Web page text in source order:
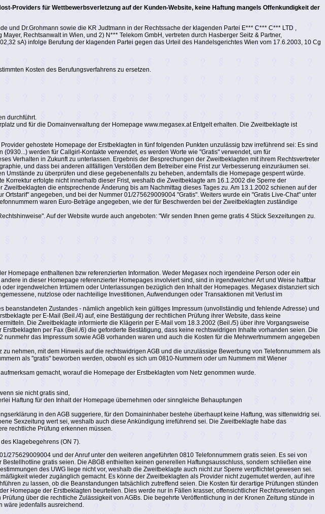
Providers für Wettbewerbsverletzung auf der Kunden-Website, keine Haftung mangels Offenkundigkeit der
und Dr.Grohmann sowie die KR Judtmann in der Rechtssache der klagenden Partei E*** C*** C*** LTD ,
Rechtsanwalt in Wien, und 2) N*** Telekom GmbH, vertreten durch Hasberger Seitz & Partner,
sA) infolge Berufung der klagenden Partei gegen das Urteil des Handelsgerichtes Wien vom 17.6.2003, 10 Cg
Kosten des Berufungsverfahrens zu ersetzen.
durchführt.
und für die Domainverwaltung der Homepage www.megasex.at Entgelt erhalten. Die Zweitbeklagte ist
gehostete Homepage der Erstbeklagten in fünf folgenden Punkten unzulässig bzw irreführend sei: Es sind
werden für Callgirl-Kontakte verwendet, es werden Worte wie "Gratis" verwendet, um für
Verhalten in Zukunft zu unterlassen. Ergebnis der Besprechungen der Zweitbeklagten mit ihrem Rechtsvertreter
und dass bei anderen allfälligen Verstößen dem Betreiber eine Frist zur Verbesserung einzuräumen sei.
zu überprüfen und diese gegebenenfalls zu beheben, andernfalls die Homepage gesperrt würde.
erfolgte nicht innerhalb dieser Frist, weshalb die Zweitbeklagte am 16.1.2002 die Sperre der
die entsprechende Änderung bis am Nachmittag dieses Tages zu. Am 13.1.2002 schienen auf der
angegeben, und bei der Nummer 01/275629009004 "Gratis". Weiters wurde ein "Gratis Live-Chat" unter
waren Euro-Beträge angegeben, wie der für Beschwerden bei der Zweitbeklagten zuständige
Auf der Website wurde auch angeboten: "Wir senden Ihnen gerne gratis 4 Stück Sexzeitungen zu.
Homepage enthaltenen bzw referenzierten Information. Weder Megasex noch irgendeine Person oder ein
in dieser Homepage referenzierter Homepages involviert sind, sind in irgendwelcher Art und Weise haftbar
irgendwelchen Irrtümern oder Unterlassungen bezüglich den Inhalt der Homepages. Megasex distanziert sich
nutzlose oder nachteilige Investitionen, Aufwendungen oder Transaktionen mit Verlust im
Zustandes - nämlich angeblich kein gültiges Impressum (unvollständig und fehlende Adresse) und
per E-Mail (Beil./4) auf, eine Bestätigung der rechtlichen Prüfung ihrer Website, dass keine
Die Zweitbeklagte informierte die Klägerin per E-Mail vom 18.3.2002 (Beil./5) über ihre Vorgangsweise
per Fax (Beil./6) die geforderte Bestätigung, dass keine rechtswidrigen Inhalte vorhanden seien. Die
das Impressum sowie AGB vorhanden waren und auch die Kosten für die Mehrwertnummern angegeben
nehmen, mit dem Hinweis auf die rechtswidrigen AGB und die unzulässige Bewerbung von Telefonnummern als
als "gratis" beworben werden, obwohl es sich um 0810-Nummern oder um Nummern mit Wiener
gemacht, worauf die Homepage der Erstbeklagten vom Netz genommen wurde.
sie nicht gratis sind,
Haftung für den Inhalt der Homepage übernehmen oder sinngleiche Behauptungen
in den AGB suggeriere, für den Domaininhaber bestehe überhaupt keine Haftung, was sittenwidrig sei.
Sexzeitung wert sei, weshalb auch diese Ankündigung irreführend sei. Die Zweitbeklagte habe das
rechtliche Prüfung erkennen müssen.
Klagebegehrens (ON 7).
275629009004 und der Anruf unter den weiteren angeführten 0810 Telefonnummern gratis seien. Es sei von
gratis seien. Die ABGB enthielten keinen generellen Haftungsausschluss, sondern schließen eine
des UWG liege nicht vor, weshalb die Zweitbeklagte auch nicht zur Sperre verpflichtet gewesen sei.
wieder zugänglich gemacht. Es könne der Zweitbeklagten als Provider nicht zugemutet werden, auf ihre
zu lassen, ob die Beanstandungen tatsächlich zutreffend seien. Die Kosten für derartige Prüfungen stünden
Homepage der Erstbeklagten beurteilen. Dies werde nur in Fällen krasser, offensichtlicher Rechtsverletzungen
über die rechtliche Zulässigkeit von AGBs. Die begehrte Veröffentlichung in der Kronen Zeitung stünde in
wäre jedenfalls ausreichend.